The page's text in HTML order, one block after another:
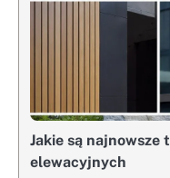
Jakie są najnowsze
elewacyjnych